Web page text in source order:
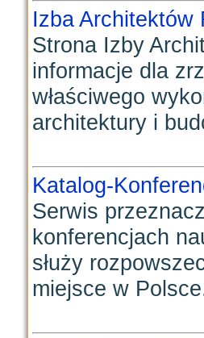
Izba Architektów
Strona Izby
informacje dla
właściwego
architektury i
Katalog-
Serwis
konferencjach
służy
miejsce w